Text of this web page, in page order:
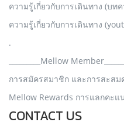
ความรู้เกี่ยวกับการเดินทาง (บท
ความรู้เกี่ยวกับการเดินทาง
.
_________Mellow
การสมัครสมาชิก และการสะส
Mellow Rewards การแลกคะ
CONTACT US